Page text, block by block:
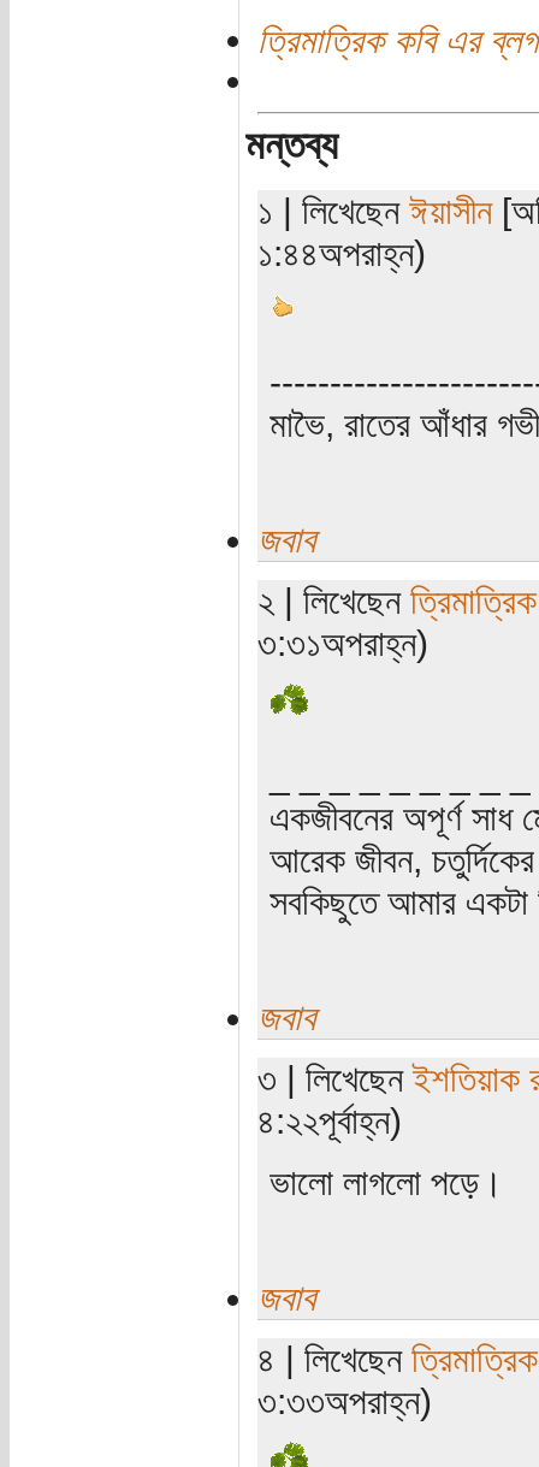
ত্রিমাত্রিক কবি এর ব্লগ
মন্তব্য
১ | লিখেছেন ঈয়াসীন
১:৪৪অপরাহ্ন)
মাভৈ, রাতের আঁধার
জবাব
২ | লিখেছেন
৩:৩১অপরাহ্ন)
একজীবনের অপূর্ণ সাধ
আরেক জীবন, চতুর্দিকের
সবকিছুতে আমার একটা
জবাব
৩ | লিখেছেনইশতিয়াক
৪:২২পূর্বাহ্ন)
ভালো লাগলো পড়ে।
জবাব
৪ | লিখেছেন
৩:৩৩অপরাহ্ন)